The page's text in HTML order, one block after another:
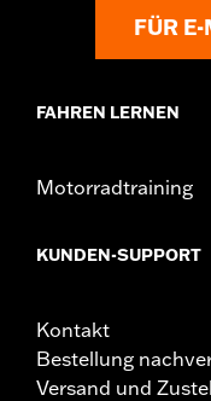
FÜR
FAHREN LERNEN
Motorradtraining
KUNDEN-SUPPORT
Kontakt
Bestellung
Versand und